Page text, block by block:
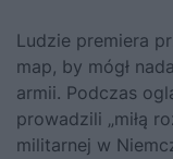
Ludzie premiera
map, by mógł
armii. Podczas
prowadzili „miłą
militarnej w